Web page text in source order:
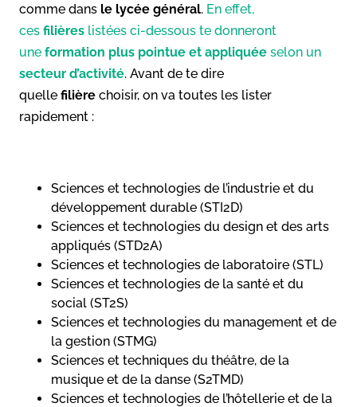
comme dans le lycée général. En effet,
ces filières listées ci-dessous te donneront
une formation plus pointue et appliquée selon un
secteur d’activité. Avant de te dire
quelle filière choisir, on va toutes les lister
rapidement :
Sciences et technologies de l’industrie et du
développement durable (STI2D)
Sciences et technologies du design et des arts
appliqués (STD2A)
Sciences et technologies de laboratoire (STL)
Sciences et technologies de la santé et du
social (ST2S)
Sciences et technologies du management et de
la gestion (STMG)
Sciences et techniques du théâtre, de la
musique et de la danse (S2TMD)
Sciences et technologies de l’hôtellerie et de la